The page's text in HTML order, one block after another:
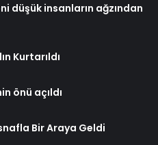
düşük insanların ağzından
Kurtarıldı
önü açıldı
Bir Araya Geldi